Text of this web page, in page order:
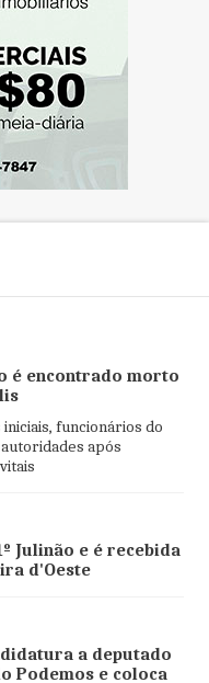
é encontrado morto
funcionários do
após
Julinão e é recebida
d'Oeste
a deputado
Podemos e coloca